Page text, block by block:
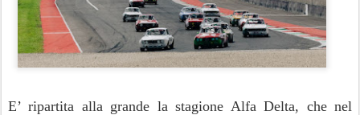
E’ ripartita alla grande la stagione Alfa Delta, che nel